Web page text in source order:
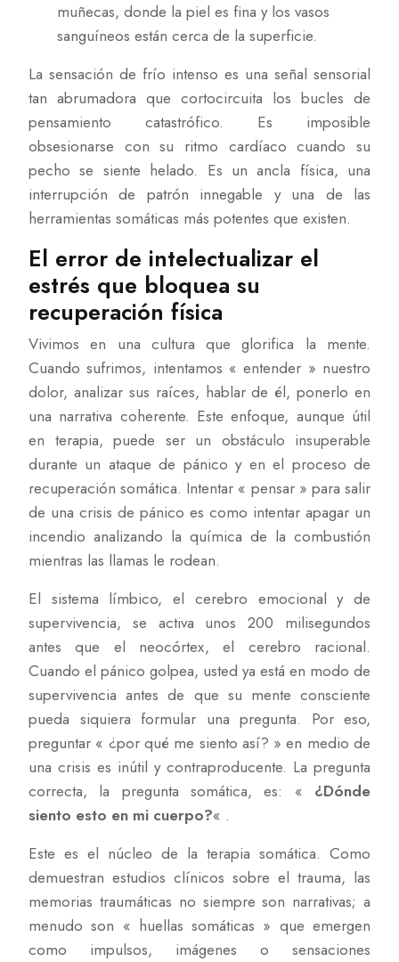
muñecas, donde la piel es fina y los vasos
sanguíneos están cerca de la superficie.
La sensación de frío intenso es una señal sensorial
tan abrumadora que cortocircuita los bucles de
pensamiento catastrófico. Es imposible
obsesionarse con su ritmo cardíaco cuando su
pecho se siente helado. Es un ancla física, una
interrupción de patrón innegable y una de las
herramientas somáticas más potentes que existen.
El error de intelectualizar el
estrés que bloquea su
recuperación física
Vivimos en una cultura que glorifica la mente.
Cuando sufrimos, intentamos « entender » nuestro
dolor, analizar sus raíces, hablar de él, ponerlo en
una narrativa coherente. Este enfoque, aunque útil
en terapia, puede ser un obstáculo insuperable
durante un ataque de pánico y en el proceso de
recuperación somática. Intentar « pensar » para salir
de una crisis de pánico es como intentar apagar un
incendio analizando la química de la combustión
mientras las llamas le rodean.
El sistema límbico, el cerebro emocional y de
supervivencia, se activa unos 200 milisegundos
antes que el neocórtex, el cerebro racional.
Cuando el pánico golpea, usted ya está en modo de
supervivencia antes de que su mente consciente
pueda siquiera formular una pregunta. Por eso,
preguntar « ¿por qué me siento así? » en medio de
una crisis es inútil y contraproducente. La pregunta
correcta, la pregunta somática, es: « ¿Dónde
siento esto en mi cuerpo?« .
Este es el núcleo de la terapia somática. Como
demuestran estudios clínicos sobre el trauma, las
memorias traumáticas no siempre son narrativas; a
menudo son « huellas somáticas » que emergen
como impulsos, imágenes o sensaciones